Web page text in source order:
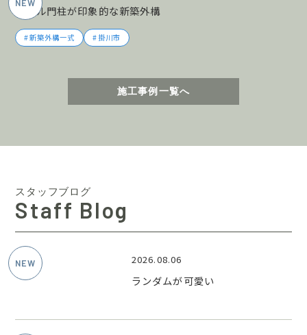
タイル門柱が印象的な新築外構
新築外構一式 掛川市
施工事例一覧へ
スタッフブログ
Staff Blog
2026.08.06
ランダムが可愛い